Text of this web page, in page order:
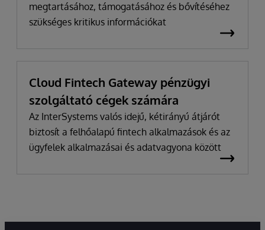
megtartásához, támogatásához és bővítéséhez
szükséges kritikus információkat
Cloud Fintech Gateway pénzügyi
szolgáltató cégek számára
Az InterSystems valós idejű, kétirányú átjárót
biztosít a felhőalapú fintech alkalmazások és az
ügyfelek alkalmazásai és adatvagyona között